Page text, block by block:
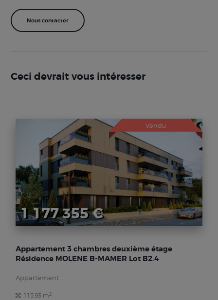
Ceci devrait vous intéresser
Vendu
1 177 355 €
Appartement 3 chambres deuxième étage
Résidence MOLENE B-MAMER Lot B2.4
Appartement
115,93 m2